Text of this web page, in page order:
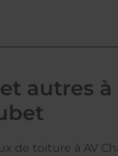
autres à
de toiture à AV